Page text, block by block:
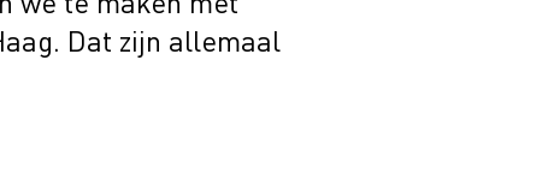
Dat zijn allemaal